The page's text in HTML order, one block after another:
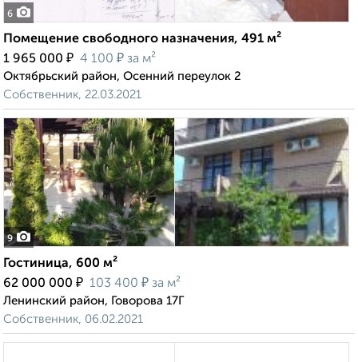
6
Помещение свободного назначения, 491 м²
1 965 000 ₽ 4 100 ₽ за м²
Октябрьский район, Осенний переулок 2
Собственник, 22.03.2021
9
Гостиница, 600 м²
62 000 000 ₽ 103 400 ₽ за м²
Ленинский район, Говорова 17Г
Собственник, 06.02.2021